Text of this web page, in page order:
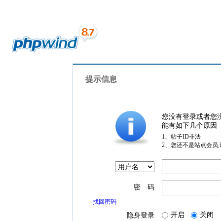
提示信息
您没有登录或者您
能有如下几个原因
1、帖子ID非法
2、您还不是站点会员
密 码
找回密码
隐身登录 开启 关闭